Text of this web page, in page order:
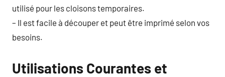
utilisé pour les cloisons temporaires.
– Il est facile à découper et peut être imprimé selon vos
besoins.
Utilisations Courantes et